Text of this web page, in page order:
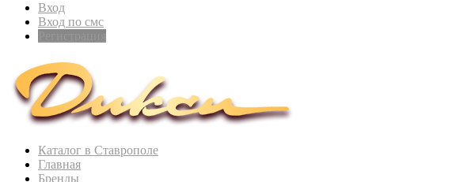
Вход
Вход по смс
Каталог в Ставрополе
Главная
Бренды